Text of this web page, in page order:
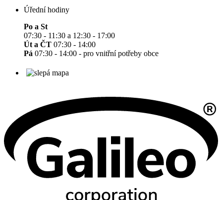
Úřední hodiny
Po a St
07:30 - 11:30 a 12:30 - 17:00
Út a ČT 07:30 - 14:00
Pá 07:30 - 14:00 - pro vnitřní potřeby obce